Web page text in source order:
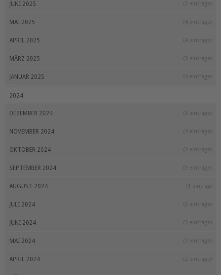
JUNI 2025 (3 einträge)
MAI 2025 (4 einträge)
APRIL 2025 (4 einträge)
MÄRZ 2025 (3 einträge)
JANUAR 2025 (4 einträge)
2024
DEZEMBER 2024 (3 einträge)
NOVEMBER 2024 (4 einträge)
OKTOBER 2024 (3 einträge)
SEPTEMBER 2024 (3 einträge)
AUGUST 2024 (1 eintrag)
JULI 2024 (2 einträge)
JUNI 2024 (3 einträge)
MAI 2024 (3 einträge)
APRIL 2024 (2 einträge)